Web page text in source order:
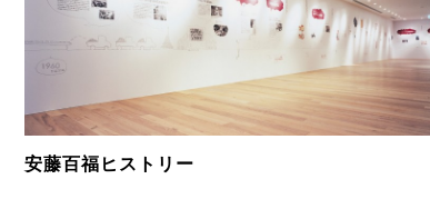
安藤百福 ヒストリー